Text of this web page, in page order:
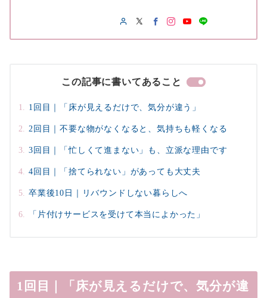
この記事に書いてあること
1回目｜「床が見えるだけで、気分が違う」
2回目｜不要な物がなくなると、気持ちも軽くなる
3回目｜「忙しくて進まない」も、立派な理由です
4回目｜「捨てられない」があっても大丈夫
卒業後10日｜リバウンドしない暮らしへ
「片付けサービスを受けて本当によかった」
1回目｜「床が見えるだけで、気分が違